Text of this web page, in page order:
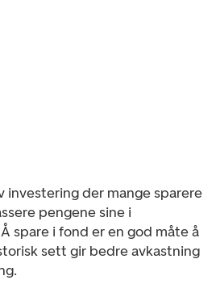
investering der mange sparere
pengene sine i
spare i fond er en god måte å
sett gir bedre avkastning